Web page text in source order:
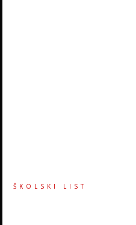
ŠKOLSKI LIST